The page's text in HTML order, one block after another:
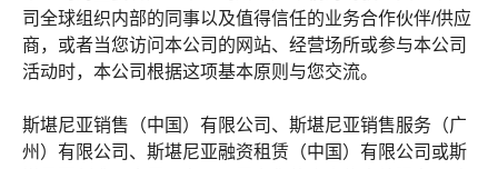
司全球组织内部的同事以及值得信任的业务合作伙伴/供应
商，或者当您访问本公司的网站、经营场所或参与本公司
活动时，本公司根据这项基本原则与您交流。
斯堪尼亚销售（中国）有限公司、斯堪尼亚销售服务（广
州）有限公司、斯堪尼亚融资租赁（中国）有限公司或斯